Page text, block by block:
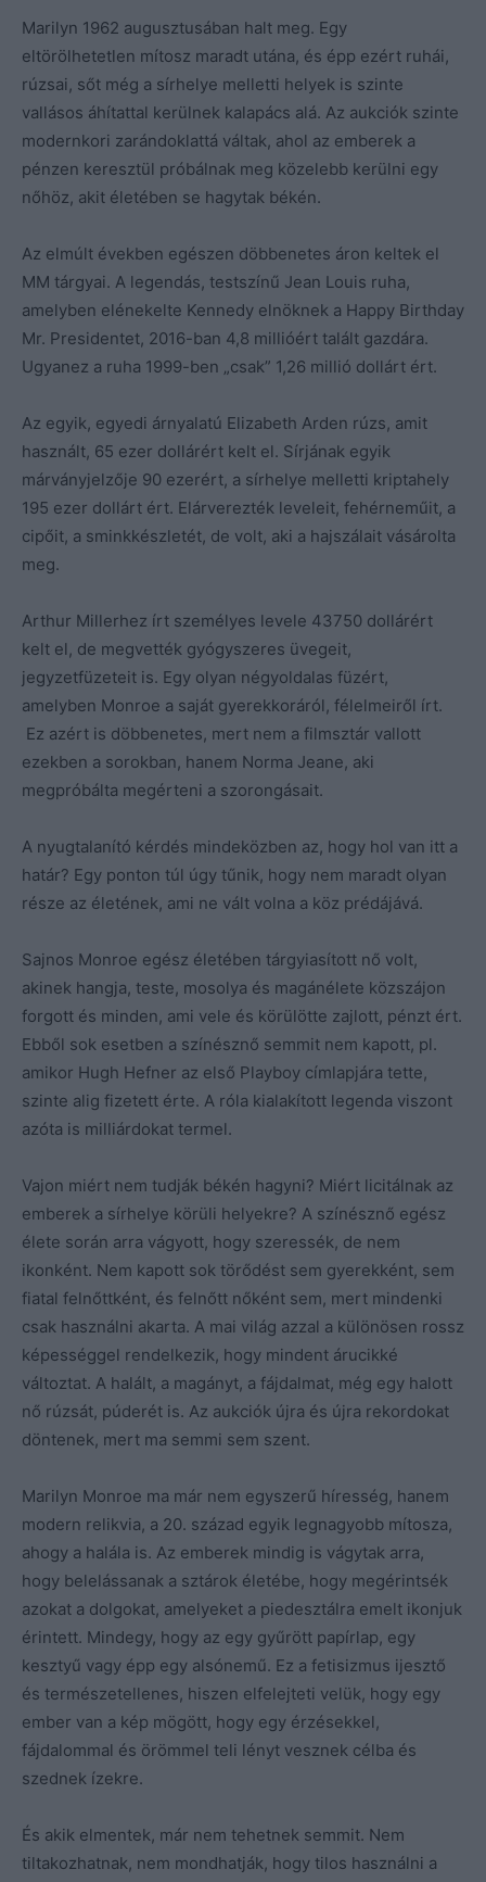
Marilyn 1962 augusztusában halt meg. Egy
eltörölhetetlen mítosz maradt utána, és épp ezért ruhái,
rúzsai, sőt még a sírhelye melletti helyek is szinte
vallásos áhítattal kerülnek kalapács alá. Az aukciók szinte
modernkori zarándoklattá váltak, ahol az emberek a
pénzen keresztül próbálnak meg közelebb kerülni egy
nőhöz, akit életében se hagytak békén.
Az elmúlt években egészen döbbenetes áron keltek el
MM tárgyai. A legendás, testszínű Jean Louis ruha,
amelyben elénekelte Kennedy elnöknek a Happy Birthday
Mr. Presidentet, 2016-ban 4,8 millióért talált gazdára.
Ugyanez a ruha 1999-ben „csak” 1,26 millió dollárt ért.
Az egyik, egyedi árnyalatú Elizabeth Arden rúzs, amit
használt, 65 ezer dollárért kelt el. Sírjának egyik
márványjelzője 90 ezerért, a sírhelye melletti kriptahely
195 ezer dollárt ért. Elárverezték leveleit, fehérneműit, a
cipőit, a sminkkészletét, de volt, aki a hajszálait vásárolta
meg.
Arthur Millerhez írt személyes levele 43750 dollárért
kelt el, de megvették gyógyszeres üvegeit,
jegyzetfüzeteit is. Egy olyan négyoldalas füzért,
amelyben Monroe a saját gyerekkoráról, félelmeiről írt.
Ez azért is döbbenetes, mert nem a filmsztár vallott
ezekben a sorokban, hanem Norma Jeane, aki
megpróbálta megérteni a szorongásait.
A nyugtalanító kérdés mindeközben az, hogy hol van itt a
határ? Egy ponton túl úgy tűnik, hogy nem maradt olyan
része az életének, ami ne vált volna a köz prédájává.
Sajnos Monroe egész életében tárgyiasított nő volt,
akinek hangja, teste, mosolya és magánélete közszájon
forgott és minden, ami vele és körülötte zajlott, pénzt ért.
Ebből sok esetben a színésznő semmit nem kapott, pl.
amikor Hugh Hefner az első Playboy címlapjára tette,
szinte alig fizetett érte. A róla kialakított legenda viszont
azóta is milliárdokat termel.
Vajon miért nem tudják békén hagyni? Miért licitálnak az
emberek a sírhelye körüli helyekre? A színésznő egész
élete során arra vágyott, hogy szeressék, de nem
ikonként. Nem kapott sok törődést sem gyerekként, sem
fiatal felnőttként, és felnőtt nőként sem, mert mindenki
csak használni akarta. A mai világ azzal a különösen rossz
képességgel rendelkezik, hogy mindent árucikké
változtat. A halált, a magányt, a fájdalmat, még egy halott
nő rúzsát, púderét is. Az aukciók újra és újra rekordokat
döntenek, mert ma semmi sem szent.
Marilyn Monroe ma már nem egyszerű híresség, hanem
modern relikvia, a 20. század egyik legnagyobb mítosza,
ahogy a halála is. Az emberek mindig is vágytak arra,
hogy belelássanak a sztárok életébe, hogy megérintsék
azokat a dolgokat, amelyeket a piedesztálra emelt ikonjuk
érintett. Mindegy, hogy az egy gyűrött papírlap, egy
kesztyű vagy épp egy alsónemű. Ez a fetisizmus ijesztő
és természetellenes, hiszen elfelejteti velük, hogy egy
ember van a kép mögött, hogy egy érzésekkel,
fájdalommal és örömmel teli lényt vesznek célba és
szednek ízekre.
És akik elmentek, már nem tehetnek semmit. Nem
tiltakozhatnak, nem mondhatják, hogy tilos használni a